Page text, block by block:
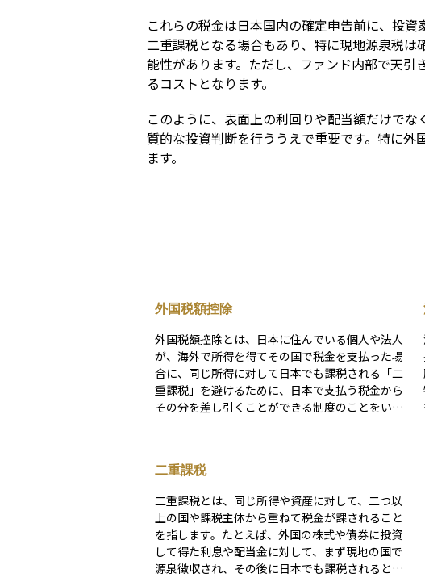
これらの税金は日本国内の確定申告前に、投
二重課税となる場合もあり、特に現地源泉税
能性があります。ただし、ファンド内部で天
るコストとなります。
このように、表面上の利回りや配当額だけで
質的な投資判断を行ううえで重要です。特に
ます。
外国税額控除
外国税額控除とは、日本に住んでいる個人や法人
が、海外で所得を得てその国で税金を支払った場
合に、同じ所得に対して日本でも課税される「二
重課税」を避けるために、日本で支払う税金から
その分を差し引くことができる制度のことをいい
人税から控除することができます。この制度を利
用することで、国際的な投資やビジネスを行う際
の税負担を適正に調整できるようになります。た
だし、控除できる金額には上限があり、正確な申
告と証明書類の提出が必要です。資産運用や海外
取引を行ううえで、知っておきたい重要な税務上
の仕組みです。
二重課税
二重課税とは、同じ所得や資産に対して、二つ以
上の国や課税主体から重ねて税金が課されること
を指します。たとえば、外国の株式や債券に投資
して得た利息や配当金に対して、まず現地の国で
源泉徴収され、その後に日本でも課税されるとい